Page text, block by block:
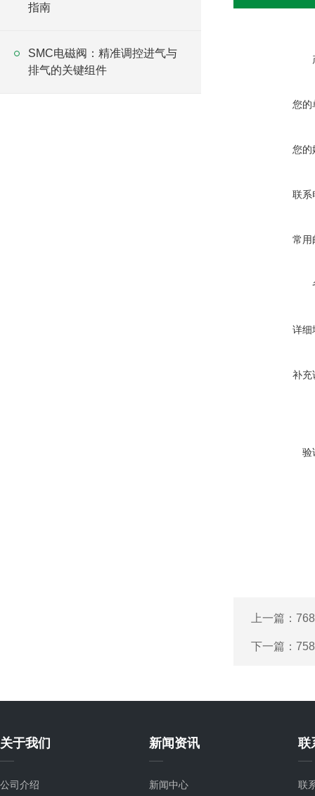
指南
SMC电磁阀：精准调控进气与
排气的关键组件
您的
您的
联系
常用
详细
补充
验
上一篇：
下一篇：
关于我们
公司介绍
新闻资讯
新闻中心
联
联